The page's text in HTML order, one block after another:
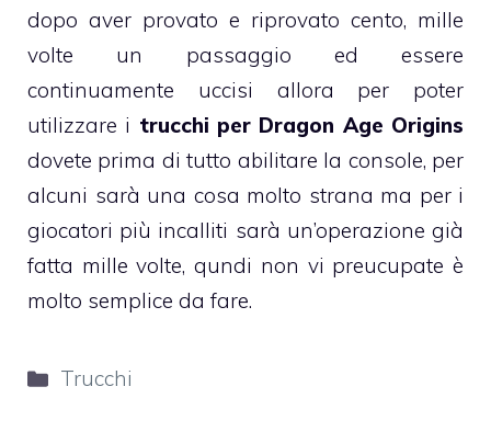
dopo aver provato e riprovato cento, mille
volte un passaggio ed essere
continuamente uccisi allora per poter
utilizzare i trucchi per Dragon Age Origins
dovete prima di tutto abilitare la console, per
alcuni sarà una cosa molto strana ma per i
giocatori più incalliti sarà un’operazione già
fatta mille volte, qundi non vi preucupate è
molto semplice da fare.
Categorie
Trucchi